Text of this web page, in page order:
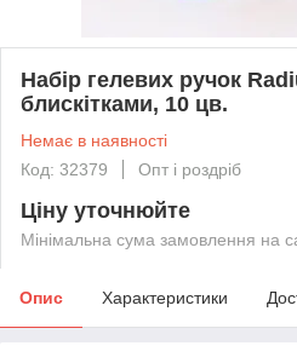
Набір гелевих ручок
блискітками, 10 цв.
Немає в наявності
Код: 32379
Опт і роздріб
Ціну уточнюйте
Мінімальна сума замовлення на
Опис Характеристики